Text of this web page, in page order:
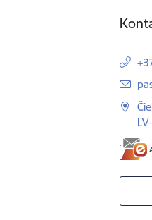
E-